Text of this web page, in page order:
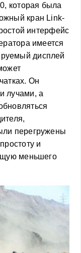
которая была
кран Link-
интерфейс
имеется
дисплей
Он
лучами, а
перегружены
и
меньшего